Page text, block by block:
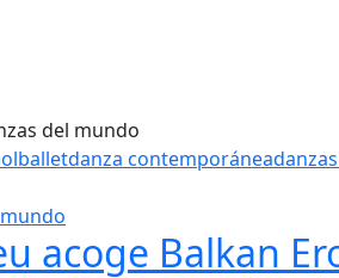
del mundo
balletdanza contemporánea
acoge Balkan